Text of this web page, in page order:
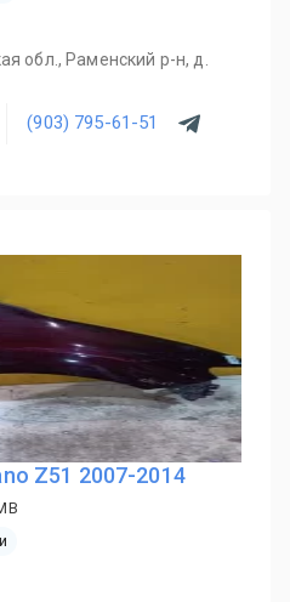
обл., Раменский р-н, д.
(903) 795-61-51
Z51 2007-2014